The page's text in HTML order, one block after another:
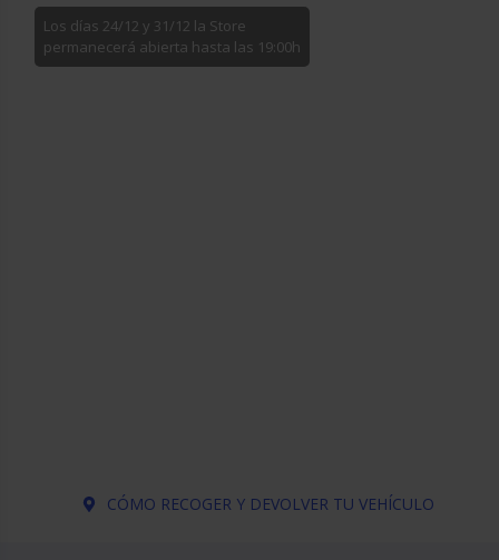
Los días 24/12 y 31/12 la Store
permanecerá abierta hasta las 19:00h
CÓMO RECOGER Y DEVOLVER TU VEHÍCULO